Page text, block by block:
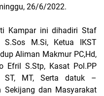
26/6/2022.
Kampar ini dihadiri Staf
M.Si, Ketua IKST
Aliman Makmur PC,Hd,
Efril S.Stp, Kasat Pol.PP
ST, MT, Serta datuk –
Sekijang dan Masyarakat